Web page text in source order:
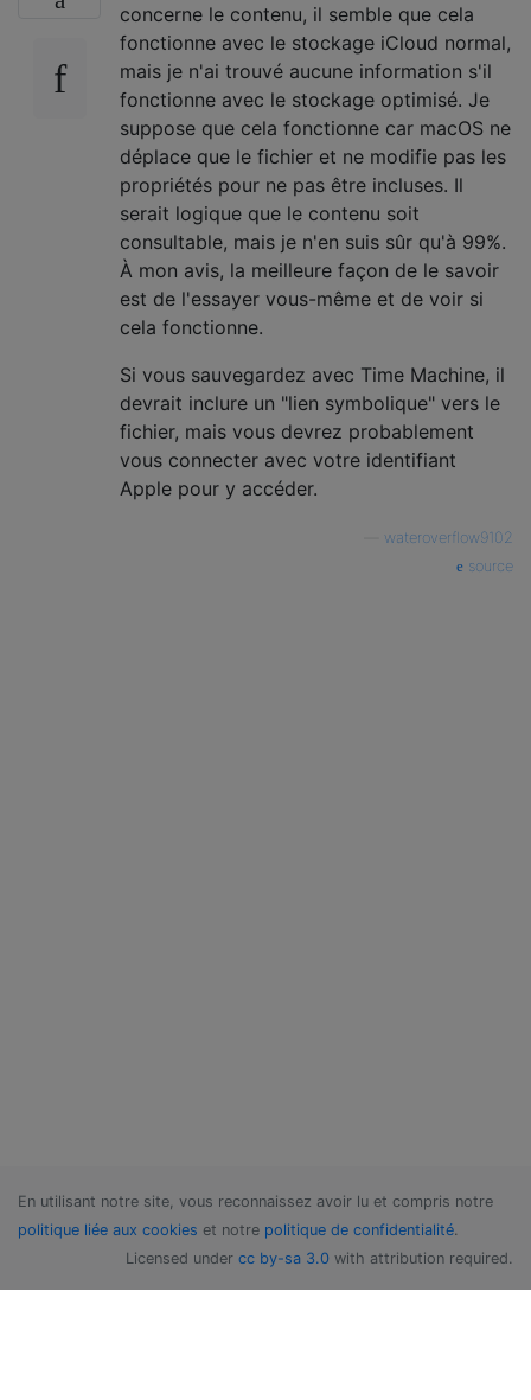
concerne le contenu, il semble que cela
fonctionne avec le stockage iCloud normal,
mais je n'ai trouvé aucune information s'il
fonctionne avec le stockage optimisé. Je
suppose que cela fonctionne car macOS ne
déplace que le fichier et ne modifie pas les
propriétés pour ne pas être incluses. Il
serait logique que le contenu soit
consultable, mais je n'en suis sûr qu'à 99%.
À mon avis, la meilleure façon de le savoir
est de l'essayer vous-même et de voir si
cela fonctionne.
Si vous sauvegardez avec Time Machine, il
devrait inclure un "lien symbolique" vers le
fichier, mais vous devrez probablement
vous connecter avec votre identifiant
Apple pour y accéder.
wateroverflow9102
source
En utilisant notre site, vous reconnaissez avoir lu et compris notre
politique liée aux cookies et notre politique de confidentialité.
Licensed under cc by-sa 3.0 with attribution required.